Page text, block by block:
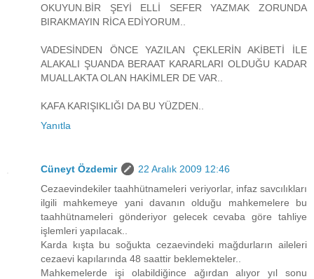
OKUYUN.BİR ŞEYİ ELLİ SEFER YAZMAK ZORUNDA
BIRAKMAYIN RİCA EDİYORUM..
VADESİNDEN ÖNCE YAZILAN ÇEKLERİN AKİBETİ İLE
ALAKALI ŞUANDA BERAAT KARARLARI OLDUĞU KADAR
MUALLAKTA OLAN HAKİMLER DE VAR..
KAFA KARIŞIKLIĞI DA BU YÜZDEN..
Yanıtla
Cüneyt Özdemir
22 Aralık 2009 12:46
Cezaevindekiler taahhütnameleri veriyorlar, infaz savcılıkları
ilgili mahkemeye yani davanın olduğu mahkemelere bu
taahhütnameleri gönderiyor gelecek cevaba göre tahliye
işlemleri yapılacak..
Karda kışta bu soğukta cezaevindeki mağdurların aileleri
cezaevi kapılarında 48 saattir beklemekteler..
Mahkemelerde işi olabildiğince ağırdan alıyor yıl sonu